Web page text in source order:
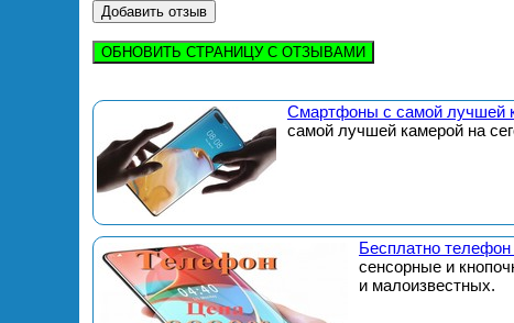
ОБНОВИТЬ СТРАНИЦУ С ОТЗЫВАМИ
Смартфоны с самой лучшей
самой лучшей камерой на
Бесплатно телефон
сенсорные и
и малоизвестных.